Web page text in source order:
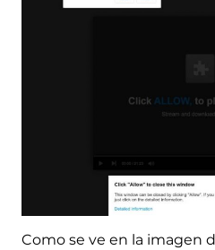
Como se ve en la imagen